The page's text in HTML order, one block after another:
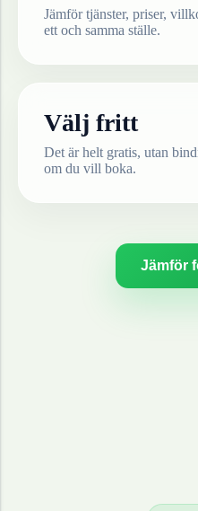
Jämför tjänster, priser,
ett och samma ställe.
Välj fritt
Det är helt gratis, utan
om du vill boka.
Jämför